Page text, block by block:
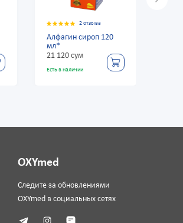
2 отзыва
Алфагин сироп 120
21 120 сум
Есть в наличии
55 980 сум
Есть в наличии
OXYmed
Следите за обновлениями
OXYmed в социальных сетях